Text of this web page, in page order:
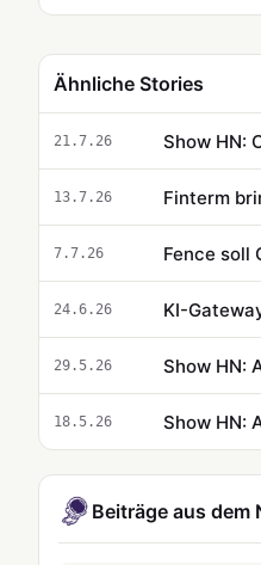
Ähnliche Stories
21.7.26
13.7.26
7.7.26
24.6.26
29.5.26
18.5.26
Beiträge aus dem